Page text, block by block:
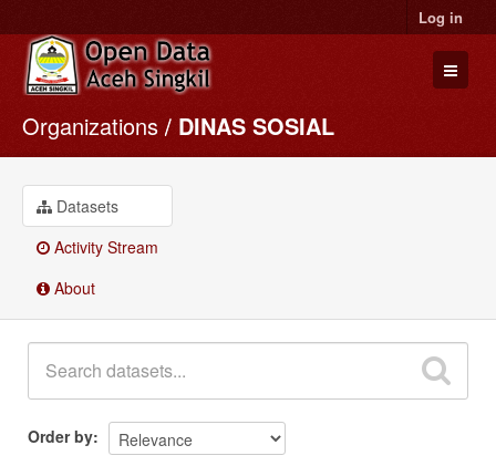
Log in
Datasets
Organizations
Groups
About
Organizations DINAS SOSIAL
Datasets
Activity Stream
About
Order by